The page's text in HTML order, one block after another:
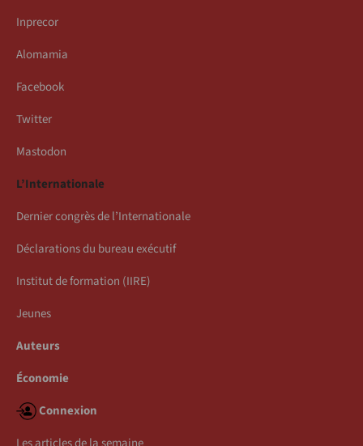
Inprecor
Alomamia
Facebook
Twitter
Mastodon
L’Internationale
Dernier congrès de l’Internationale
Déclarations du bureau exécutif
Institut de formation (IIRE)
Jeunes
Auteurs
Économie
Connexion